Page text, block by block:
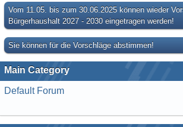
Vom 11.05. bis zum 30.06.2025 können wieder
Bürgerhaushalt 2027 - 2030 eingetragen werden!
Sie können für die Vorschläge abstimmen!
Main Category
Default Forum